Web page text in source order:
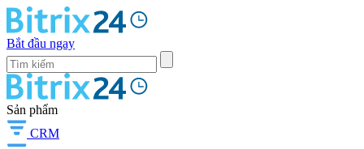
Bắt đầu ngay
Sản phẩm
CRM